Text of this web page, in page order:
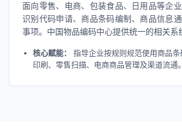
面向零售、电商、包装食品、日用品等企
识别代码申请、商品条码编制、商品信息
事项。中国物品编码中心提供统一的相关系
核心赋能：
指导企业按规则规范使用商品
印刷、零售扫描、电商商品管理及渠道流通。